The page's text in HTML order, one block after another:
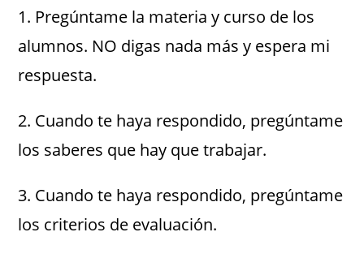
1. Pregúntame la materia y curso de los
alumnos. NO digas nada más y espera mi
respuesta.
2. Cuando te haya respondido, pregúntame
los saberes que hay que trabajar.
3. Cuando te haya respondido, pregúntame
los criterios de evaluación.